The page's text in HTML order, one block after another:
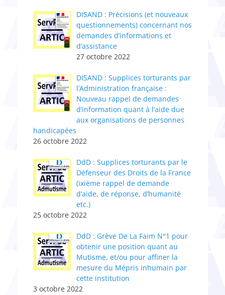
DISAND : Précisions (et nouveaux
questionnements) concernant nos
demandes d’informations et
d’assistance
27 octobre 2022
DISAND : Supplices torturants par
l’Administratio​n​ française :
Nouveau rappel de demandes
d’information quant à l’aide due
aux organisations de personnes
handicapées
26 octobre 2022
DdD : Supplices torturants par le
Défenseur des Droits de la France
(ixième rappel de demande
d’aide, de réponse, d’humanité
etc.)
25 octobre 2022
DdD : Grève De La Faim N°1 pour
obtenir une position quant au
Mutisme, et/ou pour affiner la
mesure du Mépris inhumain par
cette institution
3 octobre 2022